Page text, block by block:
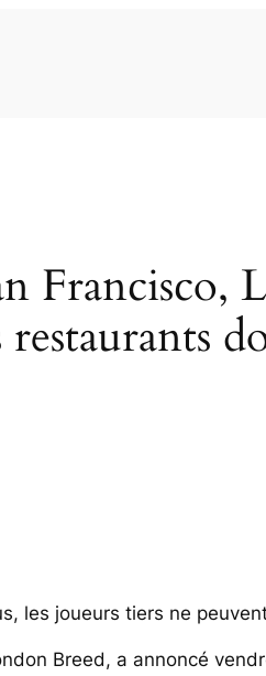
restaurants
les joueurs tiers ne
Breed, a annoncé